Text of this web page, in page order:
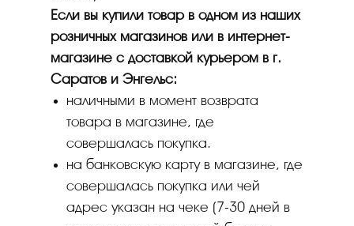
Если вы купили товар в одном из наших
розничных магазинов или в интернет-
магазине с доставкой курьером в г.
Саратов и Энгельс:
наличными в момент возврата
товара в магазине, где
совершалась покупка.
на банковскую карту в магазине, где
совершалась покупка или чей
адрес указан на чеке (7-30 дней в